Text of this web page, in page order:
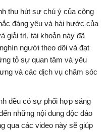
thu hút sự chú ý của cộng
đáng yêu và hài hước của
giải trí, tài khoản này đã
người theo dõi và đạt
tỏ sự quan tâm và yêu
và các dịch vụ chăm sóc
đều có sự phối hợp sáng
những nội dung độc đáo
qua các video này sẽ giúp